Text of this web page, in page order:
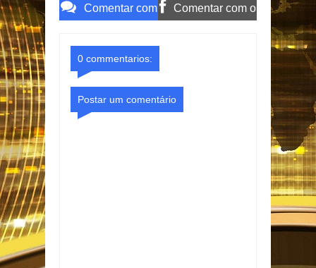
Comentar com Comentar com o
0 commentarios:
Postar um comentário